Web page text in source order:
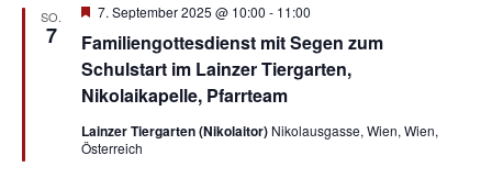
SO.
7
Familiengottesdienst mit Segen zum
Schulstart im Lainzer Tiergarten,
Nikolaikapelle, Pfarrteam
Hervorgehoben
7. September 2025 @ 10:00 - 11:00
Lainzer Tiergarten (Nikolaitor) Nikolausgasse, Wien, Wien,
Österreich